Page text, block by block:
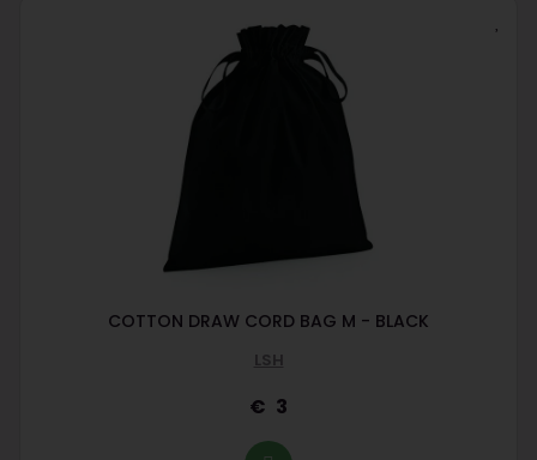
COTTON DRAW CORD BAG M - BLACK
LSH
3